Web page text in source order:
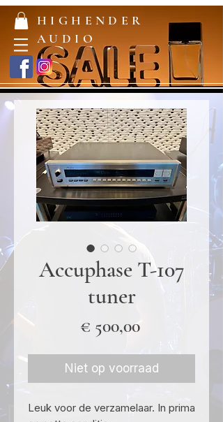
HIGHENDER
AUDIO
Accuphase T-107
tuner
€ 500,00Prijs
Niet op voorraad
Leuk voor de verzamelaar. In prima